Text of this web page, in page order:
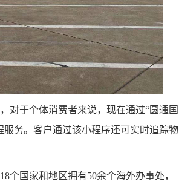
对于个体消费者来说，现在通过“圆通国
务。客户通过该小程序还可实时追踪物
个国家和地区拥有50余个海外办事处，